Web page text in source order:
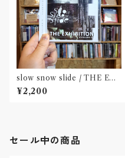
slow snow slide / THE EX
HIBITION(CD)〝山形県酒田
市〟
¥2,200
セール中の商品